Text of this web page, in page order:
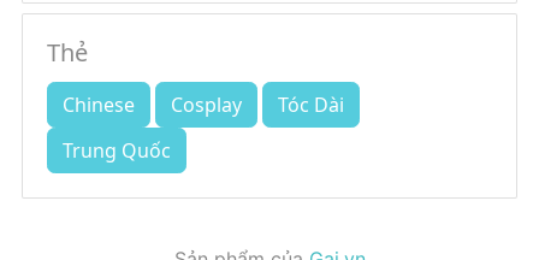
Thẻ
Chinese Cosplay
Tóc Dài
Trung Quốc